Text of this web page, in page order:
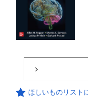
ほしいものリスト